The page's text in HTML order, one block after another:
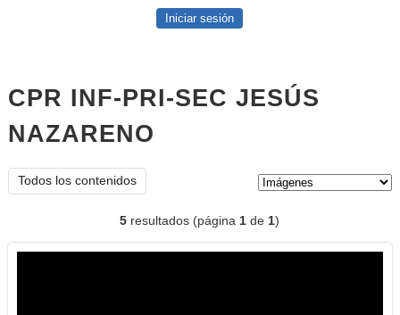
Iniciar sesión
CPR INF-PRI-SEC JESÚS
NAZARENO
Todos los contenidos
5 resultados (página1 de1)